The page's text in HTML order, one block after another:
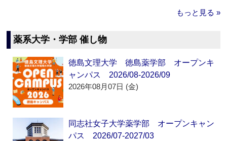
もっと見る »
薬系大学・学部 催し物
徳島文理大学 徳島薬学部 オープンキ
ャンパス 2026/08-2026/09
2026年08月07日 (金)
同志社女子大学薬学部 オープンキャン
パス 2026/07-2027/03